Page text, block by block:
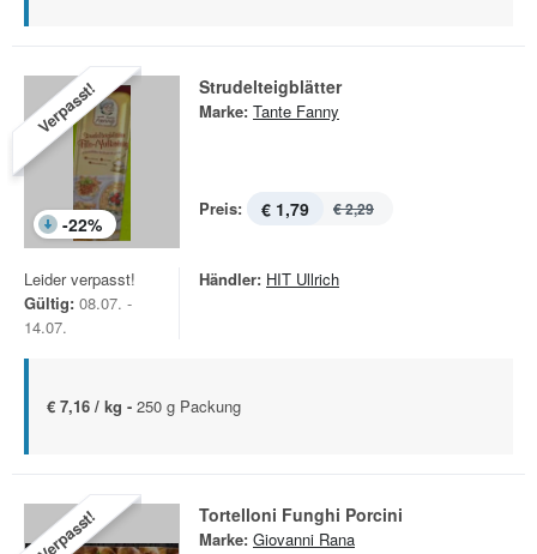
Verpasst!
-22%
Strudelteigblätter
Marke: Tante Fanny
Preis: € 1,79 € 2,29
Leider verpasst!
Gültig: 08.07. -
14.07.
Händler: HIT Ullrich
€ 7,16 / kg - 250 g Packung
Verpasst! Tortelloni Funghi Porcini
Marke: Giovanni Rana